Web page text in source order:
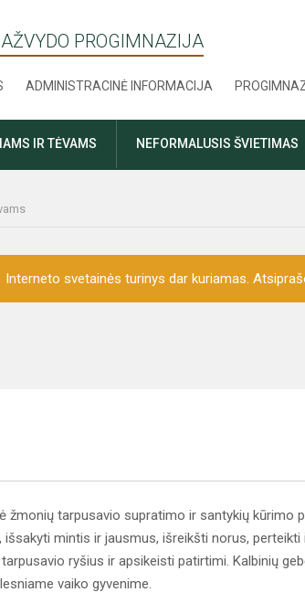
PROGIMNAZIJA
ADMINISTRACINĖ INFORMACIJA
IR TĖVAMS NEFORMALUSIS ŠVIETIMAS
Interneto svetainės turinys dar kuriamas.
žmonių tarpusavio supratimo ir santykių kūrimo
mintis ir jausmus, išreikšti norus, perteikti
ryšius ir apsikeisti patirtimi. Kalbinių
vaiko gyvenime.